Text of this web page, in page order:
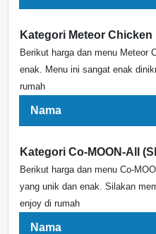
Kategori Meteor Chicken
Berikut harga dan menu Meteor
enak. Menu ini sangat enak
rumah
Nama
Kategori Co-MOON-All
Berikut harga dan menu Co-
yang unik dan enak. Silakan
enjoy di rumah
Nama